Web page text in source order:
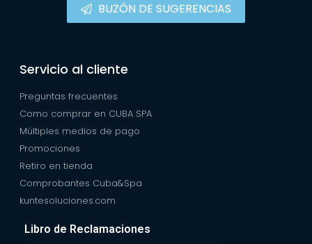
BUZÓN DE SUGERENCIAS
Servicio al cliente
Preguntas frecuentes
Como comprar en CUBA SPA
Múltiples medios de pago
Promociones
Retiro en tienda
Comprobantes Cuba&Spa
kuntesoluciones.com
Libro de Reclamaciones